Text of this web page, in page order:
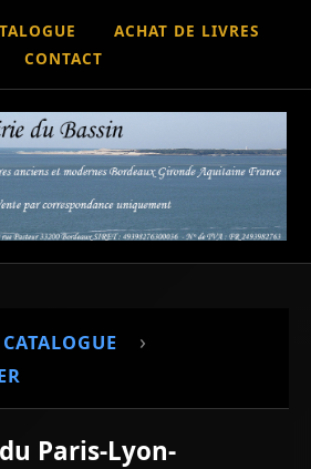
ACHAT DE LIVRES
CONTACT
CATALOGUE ›
Paris-Lyon-